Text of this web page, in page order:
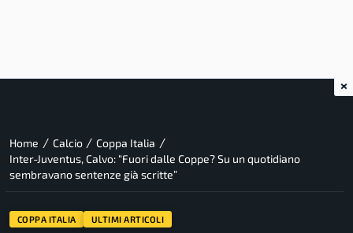
Home / Calcio / Coppa Italia /
Inter-Juventus, Calvo: “Fuori dalle Coppe? Su un quotidiano
sembravano sentenze già scritte”
COPPA ITALIA ULTIMI ARTICOLI
×